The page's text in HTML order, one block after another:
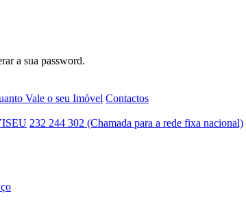
a sua password.
Vale o seu Imóvel Contactos
232 244 302 (Chamada para a rede fixa nacional)